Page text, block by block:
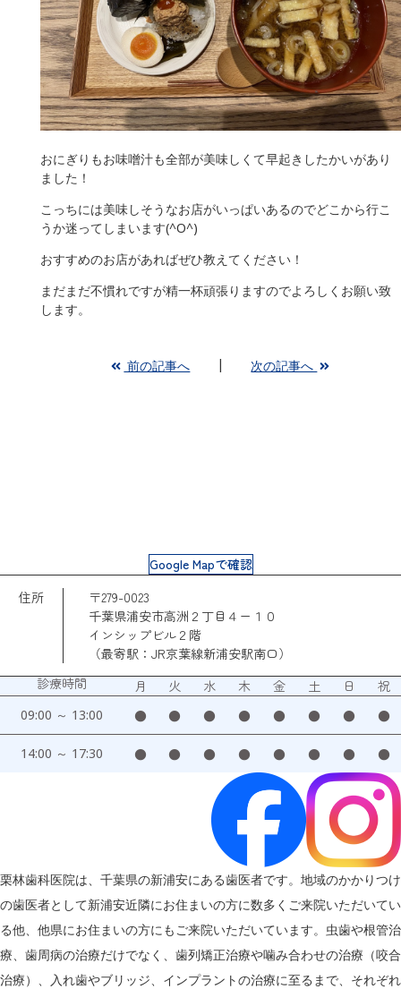
おにぎりもお味噌汁も全部が美味しくて早起きしたかいがあり
ました！
こっちには美味しそうなお店がいっぱいあるのでどこから行こ
うか迷ってしまいます(^O^)
おすすめのお店があればぜひ教えてください！
まだまだ不慣れですが精一杯頑張りますのでよろしくお願い致
します。
前の記事へ 次の記事へ
Google Mapで確認
住所
〒279-0023
千葉県浦安市高洲２丁目４ー１０
インシップビル２階
（最寄駅：JR京葉線新浦安駅南口）
診療時間
月 火 水 木 金 土 日 祝
09:00 ～ 13:00 ● ● ● ● ● ● ● ●
14:00 ～ 17:30 ● ● ● ● ● ● ● ●
栗林歯科医院は、千葉県の新浦安にある歯医者です。地域のかかりつけ
の歯医者として新浦安近隣にお住まいの方に数多くご来院いただいてい
る他、他県にお住まいの方にもご来院いただいています。虫歯や根管治
療、歯周病の治療だけでなく、歯列矯正治療や噛み合わせの治療（咬合
治療）、入れ歯やブリッジ、インプラントの治療に至るまで、それぞれ